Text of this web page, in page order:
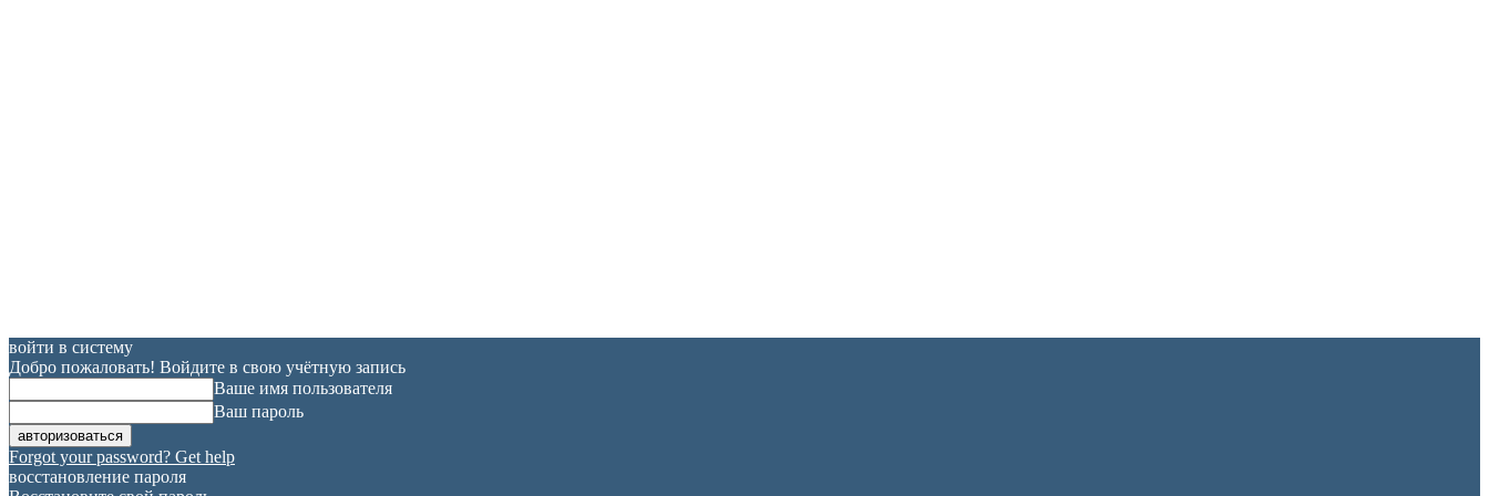
войти в систему
Добро пожаловать! Войдите в свою учётную запись
Ваше имя пользователя
Ваш пароль
Forgot your password? Get help
восстановление пароля